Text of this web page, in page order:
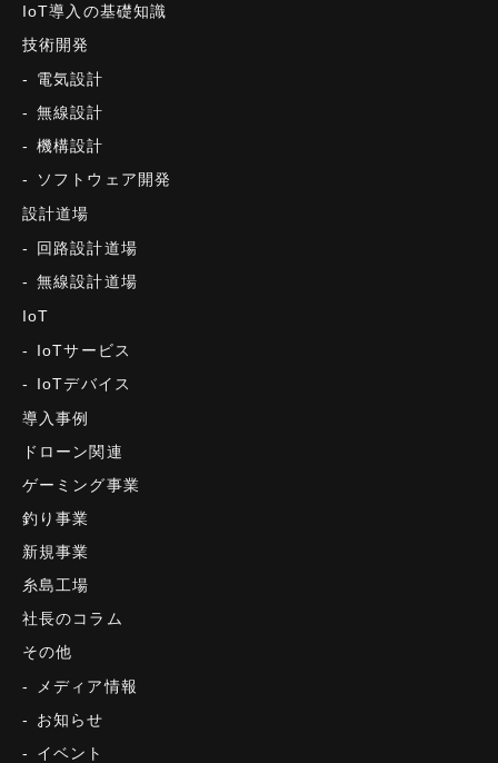
IoT導入の基礎知識
技術開発
電気設計
無線設計
機構設計
ソフトウェア開発
設計道場
回路設計道場
無線設計道場
IoT
IoTサービス
IoTデバイス
導入事例
ドローン関連
ゲーミング事業
釣り事業
新規事業
糸島工場
社長のコラム
その他
メディア情報
お知らせ
イベント